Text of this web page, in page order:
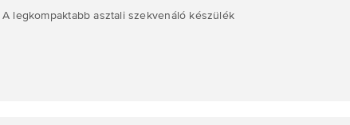
A legkompaktabb asztali szekvenáló készülék